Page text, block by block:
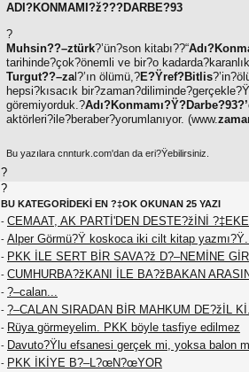
ADI?KONMAMI?ž???DARBE?93
?
Muhsin??–ztürk?’ün?son kitabı??“
tarihinde?çok?önemli ve bir?o
Turgut??–zal?’ın ölümü,?E?Ÿref?Bitlis
hepsi?kısacık
göremiyorduk.?
aktörleri?ile?beraber?yorumlanıyor. (www.
Bu yazılara cnnturk.com'dan da eri?Ÿebilirsiniz.
?
?
BU KATEGORİDEKİ EN ?‡OK OKUNAN 25 YAZI
- CEMAAT, AK PARTİ'DEN DESTE?žİNİ
- Alper Görmü?Ÿ koskoca iki cilt kitap
- PKK İLE SERT BİR SAVA?ž D?–NEMİNE
- CUMHURBA?žKANI İLE BA?žBAKAN
- ?–calan...
- ?–CALAN SIRADAN BİR MAHKUM DE?žİL
- Rüya görmeyelim. PKK böyle tasfiye edilmez
- Davuto?Ÿlu efsanesi gerçek mi, yoksa balon
- PKK İKİYE B?–L?œN?œYOR